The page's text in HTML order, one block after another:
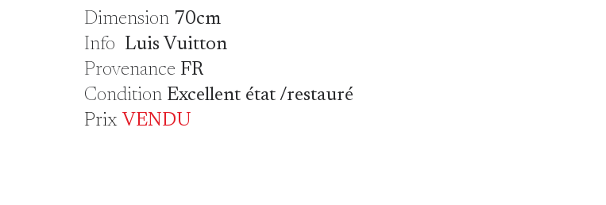
Dimension70cm
Info Luis Vuitton
Provenance FR
Condition Excellent état /restauré
Prix VENDU